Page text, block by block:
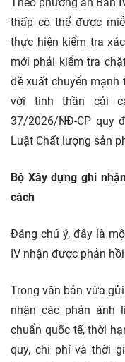
thấp có thể được
thực hiện kiểm tra
mới phải kiểm tra
đề xuất chuyển mạnh
với tinh thần cải
37/2026/NĐ-CP quy
Luật Chất lượng sản
Bộ Xây dựng ghi
cách
Đáng chú ý, đây là
IV nhận được phản
Trong văn bản vừa
nhận các phản ánh
chuẩn quốc tế, thời
quy, chi phí và thời